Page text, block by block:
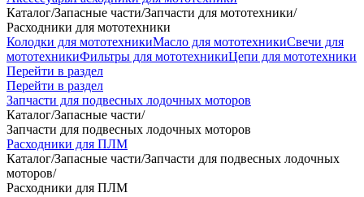
Каталог/Запасные части/Запчасти для мототехники/
Расходники для мототехники
Колодки для мототехникиМасло для мототехникиСвечи для
мототехникиФильтры для мототехникиЦепи для мототехники
Перейти в раздел
Перейти в раздел
Запчасти для подвесных лодочных моторов
Каталог/Запасные части/
Запчасти для подвесных лодочных моторов
Расходники для ПЛМ
Каталог/Запасные части/Запчасти для подвесных лодочных
моторов/
Расходники для ПЛМ